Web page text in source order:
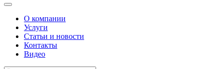
О компании
Услуги
Статьи и новости
Контакты
Видео